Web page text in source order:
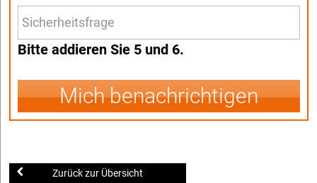
Bitte addieren Sie 5 und 6.
Mich benachrichtigen
Zurück zur Übersicht